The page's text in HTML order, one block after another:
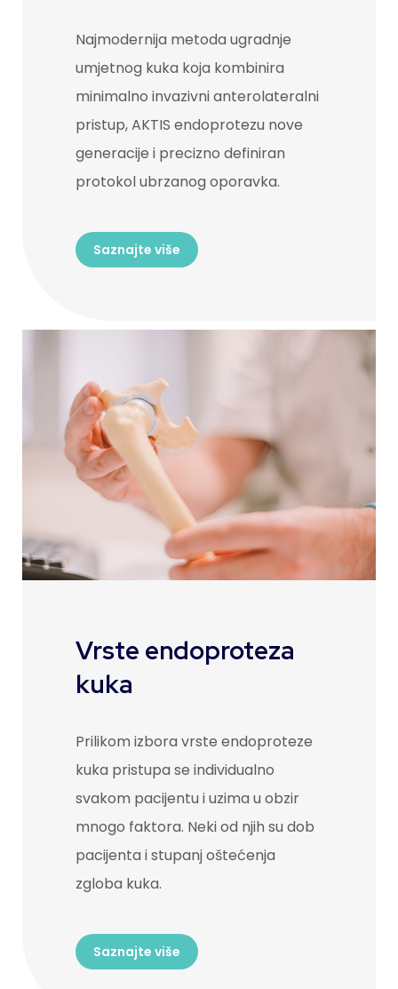
Najmodernija metoda ugradnje
umjetnog kuka koja kombinira
minimalno invazivni anterolateralni
pristup, AKTIS endoprotezu nove
generacije i precizno definiran
protokol ubrzanog oporavka.
Saznajte više
Vrste endoproteza
kuka
Prilikom izbora vrste endoproteze
kuka pristupa se individualno
svakom pacijentu i uzima u obzir
mnogo faktora. Neki od njih su dob
pacijenta i stupanj oštećenja
zgloba kuka.
Saznajte više